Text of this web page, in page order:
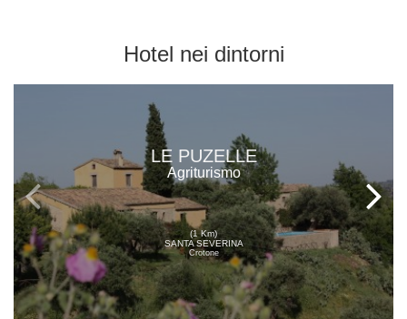
Hotel nei dintorni
LE PUZELLE
Agriturismo
(1 Km)
SANTA SEVERINA
Crotone